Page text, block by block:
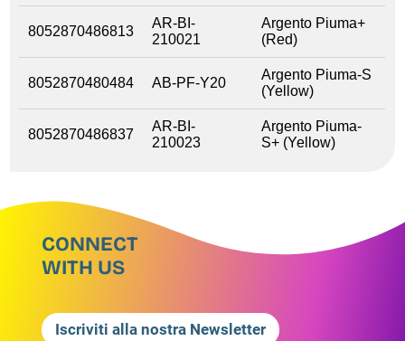
8052870486813
AR-BI-
210021
Argento Piuma+
(Red)
8052870480484 AB-PF-Y20
Argento Piuma-S
(Yellow)
8052870486837
AR-BI-
210023
Argento Piuma-
S+ (Yellow)
CONNECT
WITH US
Iscriviti alla nostra Newsletter